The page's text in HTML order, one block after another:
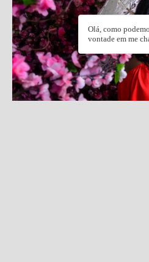
Olá, como
vontade em me